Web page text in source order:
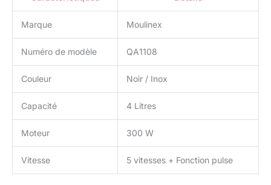
Marque Moulinex
Numéro de modèle QA1108
Couleur Noir / Inox
Capacité 4 Litres
Moteur 300 W
Vitesse 5 vitesses + Fonction pulse